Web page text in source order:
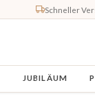
Schneller
JUBILÄUM